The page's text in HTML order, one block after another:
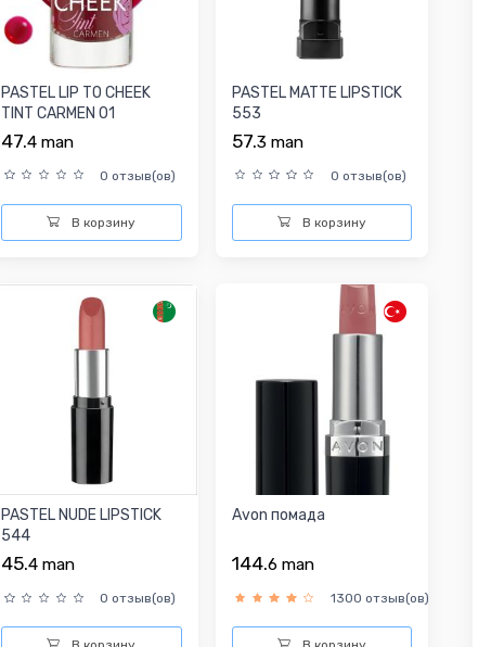
PASTEL LIP TO CHEEK
TINT CARMEN 01
47.4 man
0 отзыв(ов)
В корзину
PASTEL MATTE LIPSTICK
553
57.3 man
0 отзыв(ов)
В корзину
PASTEL NUDE LIPSTICK
544
45.4 man
0 отзыв(ов)
Avon помада
144.6 man
1300 отзыв(ов)